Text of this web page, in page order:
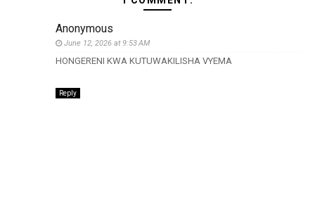
Anonymous
June 12, 2026 at 9:53 AM
HONGERENI KWA KUTUWAKILISHA VYEMA
Reply